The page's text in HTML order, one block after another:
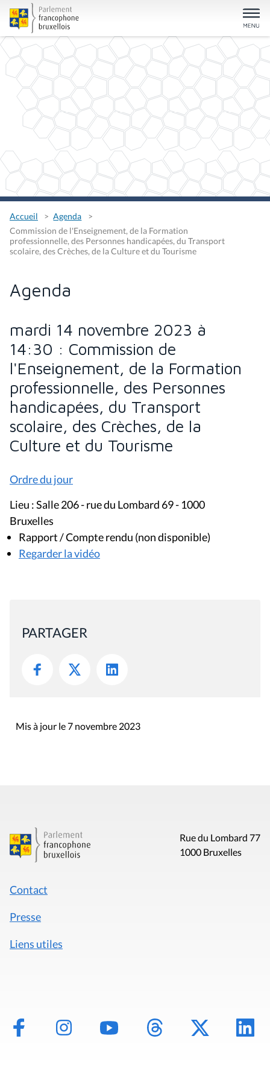
Accueil
Agenda
Commission de l'Enseignement, de la Formation
professionnelle, des Personnes handicapées, du Transport
scolaire, des Crèches, de la Culture et du Tourisme
Agenda
mardi 14 novembre 2023 à
14:30 : Commission de
l'Enseignement, de la Formation
professionnelle, des Personnes
handicapées, du Transport
scolaire, des Crèches, de la
Culture et du Tourisme
Ordre du jour
Lieu : Salle 206 - rue du Lombard 69 - 1000
Bruxelles
Rapport / Compte rendu (non disponible)
Regarder la vidéo
PARTAGER
Mis à jour le 7 novembre 2023
Rue du Lombard 77
1000 Bruxelles
Contact
Presse
Liens utiles